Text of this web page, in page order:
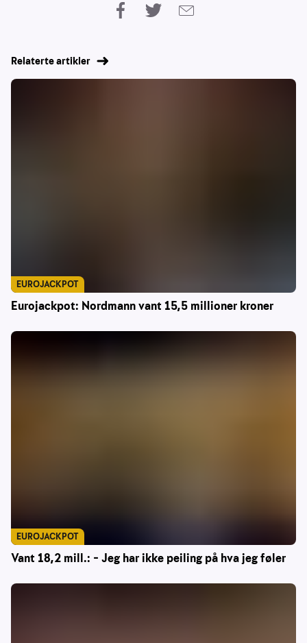
Relaterte artikler
Eurojackpot: Nordmann vant 15,5 millioner kroner
EUROJACKPOT
Vant 18,2 mill.: – Jeg har ikke peiling på hva jeg føler
EUROJACKPOT